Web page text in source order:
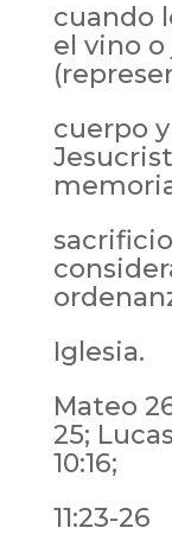
cuando
el vino
cuerpo
Iglesia.
Mateo
25;
10:16;
11:23-26